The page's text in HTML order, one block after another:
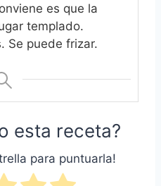
es que la
templado.
Se puede frizar.
esta receta?
para puntuarla!